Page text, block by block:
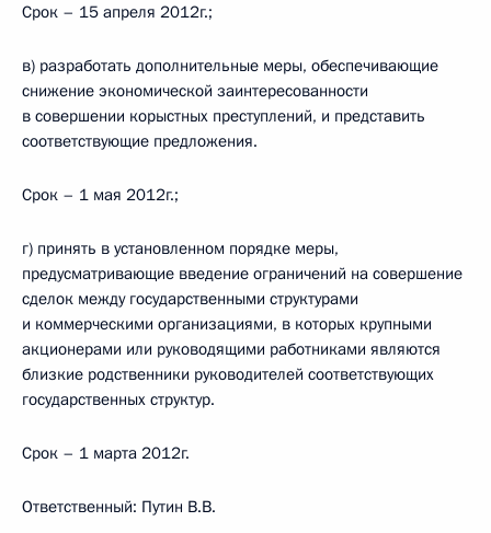
Срок – 15 апреля 2012г.;
в) разработать дополнительные меры, обеспечивающие
снижение экономической заинтересованности
в совершении корыстных преступлений, и представить
соответствующие предложения.
Срок – 1 мая 2012г.;
г) принять в установленном порядке меры,
предусматривающие введение ограничений на совершение
сделок между государственными структурами
и коммерческими организациями, в которых крупными
акционерами или руководящими работниками являются
близкие родственники руководителей соответствующих
государственных структур.
Срок – 1 марта 2012г.
Ответственный: Путин В.В.